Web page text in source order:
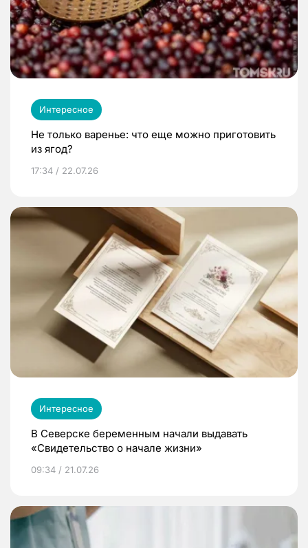
Интересное
Не только варенье: что еще можно приготовить
из ягод?
17:34 / 22.07.26
Интересное
В Северске беременным начали выдавать
«Свидетельство о начале жизни»
09:34 / 21.07.26